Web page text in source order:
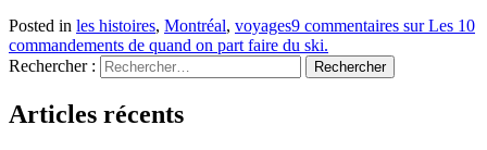
Posted in les histoires, Montréal, voyages9 commentaires sur Les 10
commandements de quand on part faire du ski.
Rechercher :
Articles récents